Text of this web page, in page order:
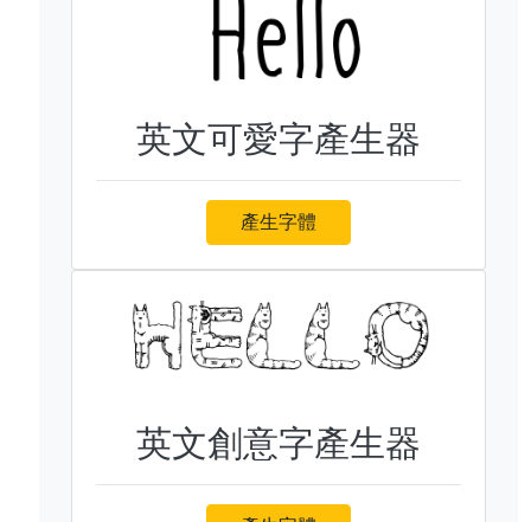
英文可愛字產生器
產生字體
英文創意字產生器